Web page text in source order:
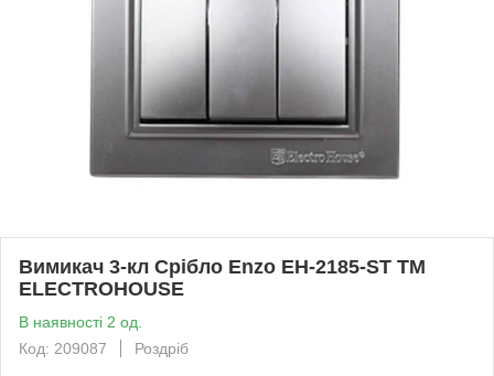
Вимикач 3-кл Срібло Enzo EH-2185-ST ТМ
ELECTROHOUSE
В наявності 2 од.
Код: 209087
Роздріб